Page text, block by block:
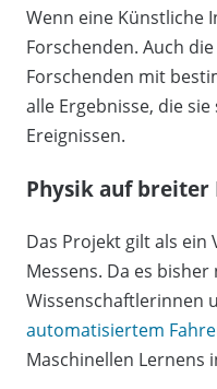
Wenn eine Künstliche
Forschenden. Auch
Forschenden mit
alle Ergebnisse, die
Ereignissen.
Physik auf breiter
Das Projekt gilt als
Messens. Da es
Wissenschaftlerinnen
automatisiertem
Maschinellen Lernens